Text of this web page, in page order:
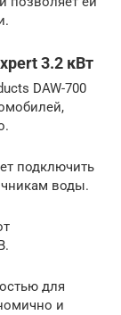
3.2 кВт
DAW-700
подключить
воды.
для
и